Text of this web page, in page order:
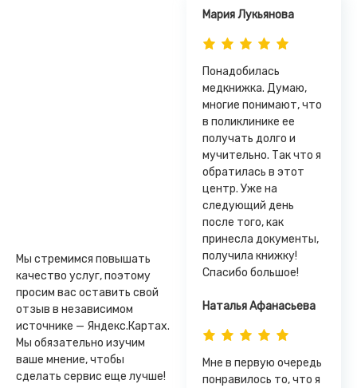
Мы стремимся повышать
качество услуг, поэтому
просим вас оставить свой
отзыв в независимом
источнике — Яндекс.Картах.
Мы обязательно изучим
ваше мнение, чтобы
сделать сервис еще лучше!
Мария Лукьянова
Понадобилась
медкнижка. Думаю,
многие понимают, что
в поликлинике ее
получать долго и
мучительно. Так что я
обратилась в этот
центр. Уже на
следующий день
после того, как
принесла документы,
получила книжку!
Спасибо большое!
Наталья Афанасьева
Мне в первую очередь
понравилось то, что я